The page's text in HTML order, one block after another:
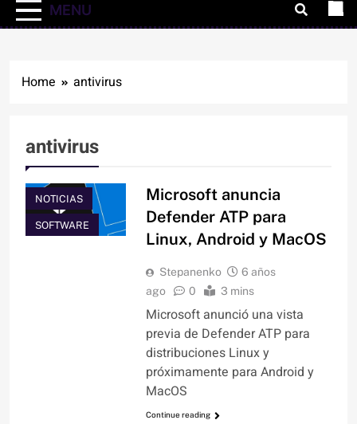
MENU
Home antivirus
antivirus
NOTICIAS
SOFTWARE
Microsoft anuncia
Defender ATP para
Linux, Android y MacOS
Stepanenko
6 años
ago
0 3 mins
Microsoft anunció una vista
previa de Defender ATP para
distribuciones Linux y
próximamente para Android y
MacOS
Continue reading